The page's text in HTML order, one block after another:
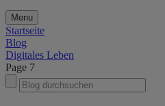
Menu
Startseite
Blog
Digitales Leben
Page 7